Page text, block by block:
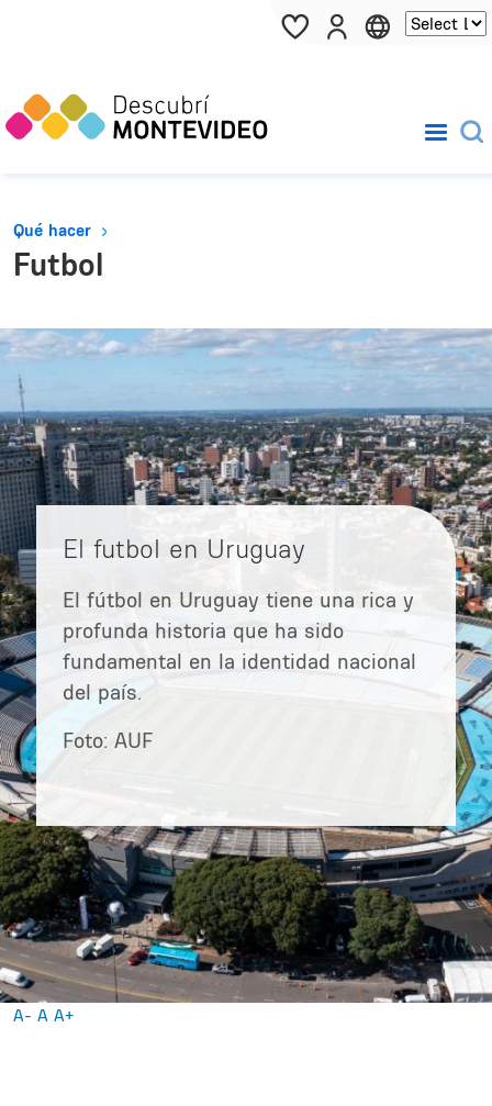
Pasar al contenido principal
Qué hacer
Futbol
El futbol en Uruguay
El fútbol en Uruguay tiene una rica y
profunda historia que ha sido
fundamental en la identidad nacional
del país.
Foto: AUF
A- A A+